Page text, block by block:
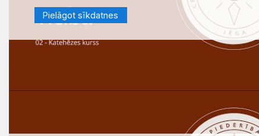
Pielāgot sīkdatnes